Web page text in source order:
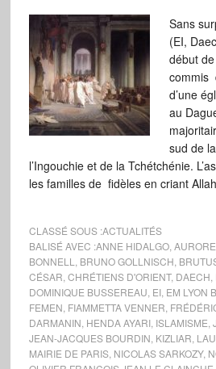
Sans
(EI,
début
commis
d’une
au
sud de
l’Ingouchie et de la Tchétchénie.
les familles de fidèles en criant
CLASSÉ SOUS :ACTUALITÉS
BALISÉ AVEC :ANNE HIDALGO,
BONNELL
BRUNO GOLLNISCH
CÉSAR CHRÉTIENS D'ORIENT, DAECH
DOMINIQUE BUSSEREAU EI, EM LYON
FEMEN FIAMMETTA VENNER
DARMANIN HENDA AYARI, ISLAMISME
JEAN-JACQUES BOURDIN KIZLIAR
MAIRIE DE PARIS, NICOLAS SARKOZY,